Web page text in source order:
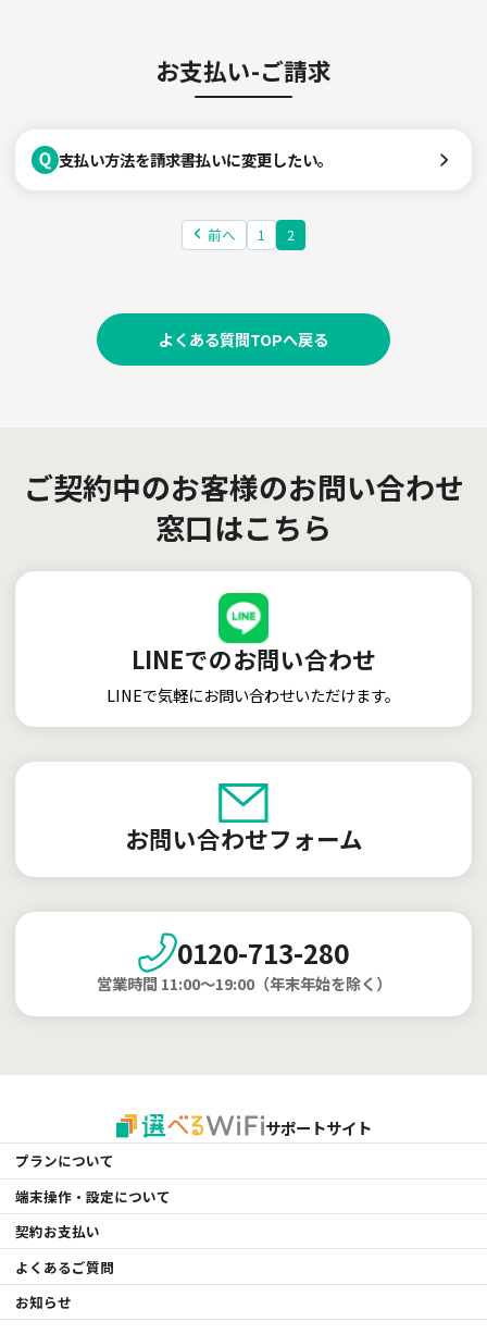
お支払い-ご請求
支払い方法を請求書払いに変更したい。
前へ 1 2
よくある質問TOPへ戻る
ご契約中のお客様のお問い合わせ
窓口はこちら
LINEでのお問い合わせ
LINEで気軽にお問い合わせいただけます。
お問い合わせフォーム
0120-713-280
営業時間 11:00～19:00（年末年始を除く）
サポートサイト
プランについて
端末操作・設定について
契約お支払い
よくあるご質問
お知らせ